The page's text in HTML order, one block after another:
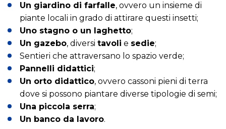
Un giardino di farfalle, ovvero un insieme di
piante locali in grado di attirare questi insetti;
Uno stagno o un laghetto;
Un gazebo, diversi tavoli e sedie;
Sentieri che attraversano lo spazio verde;
Pannelli didattici;
Un orto didattico, ovvero cassoni pieni di terra
dove si possono piantare diverse tipologie di semi;
Una piccola serra;
Un banco da lavoro.